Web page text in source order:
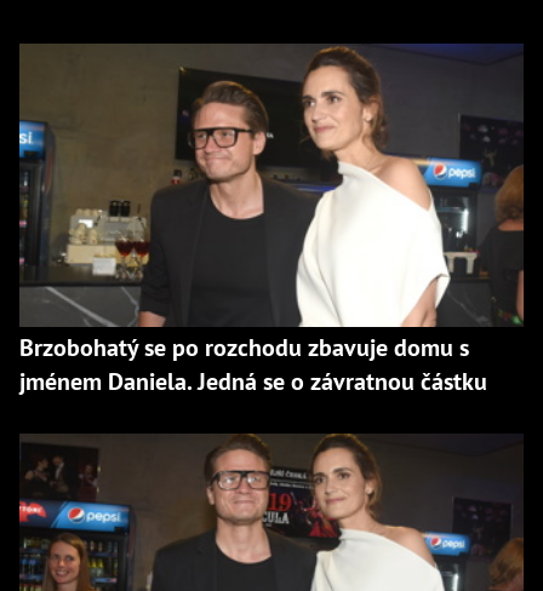
Brzobohatý se po rozchodu zbavuje domu s
jménem Daniela. Jedná se o závratnou částku